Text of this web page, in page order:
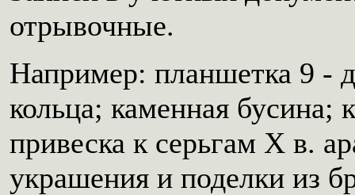
отрывочные.
Например: планшетка 9 -
кольца; каменная бусина;
привеска к серьгам X в.
украшения и поделки из